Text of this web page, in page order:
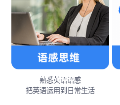
熟悉英语语感
把英语运用到日常生活